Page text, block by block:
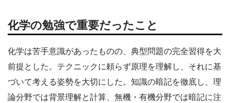
化学の勉強で重要だったこと
化学は苦手意識があったものの、典型問題の完全習得を大
前提とした。テクニックに頼らず原理を理解し、それに基
づいて考える姿勢を大切にした。知識の暗記を徹底し、理
論分野では背景理解と計算、無機・有機分野では暗記に注